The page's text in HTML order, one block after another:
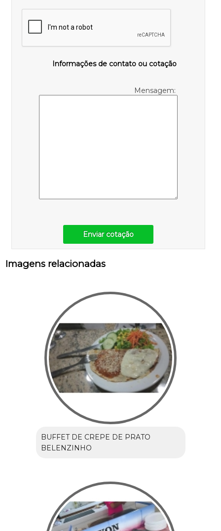
Informações de contato ou cotação
Mensagem:
Enviar cotação
Imagens relacionadas
BUFFET DE CREPE DE PRATO
BELENZINHO